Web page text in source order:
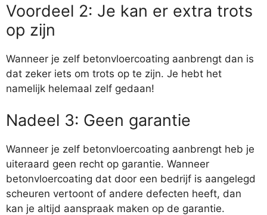
Voordeel 2: Je kan er extra trots
op zijn
Wanneer je zelf betonvloercoating aanbrengt dan is
dat zeker iets om trots op te zijn. Je hebt het
namelijk helemaal zelf gedaan!
Nadeel 3: Geen garantie
Wanneer je zelf betonvloercoating aanbrengt heb je
uiteraard geen recht op garantie. Wanneer
betonvloercoating dat door een bedrijf is aangelegd
scheuren vertoont of andere defecten heeft, dan
kan je altijd aanspraak maken op de garantie.